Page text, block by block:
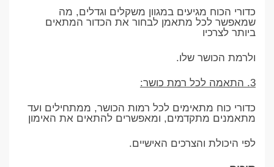
כדורי הכוח מגיעים במגוון משקלים וגדלים, מה
שמאפשר לכל מתאמן לבחור את הכדור המתאים
ביותר לצרכיו
ולרמת הכושר שלו.
3. התאמה לכל רמת כושר:
כדורי כוח מתאימים לכל רמות הכושר, ממתחילים ועד
מתאמנים מתקדמים, ומאפשרים להתאים את האימון
לפי היכולת והצרכים האישיים.